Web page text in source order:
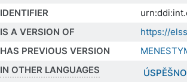
IDENTIFIER
IS A VERSION OF
https://
HAS PREVIOUS VERSION
IN OTHER LANGUAGES